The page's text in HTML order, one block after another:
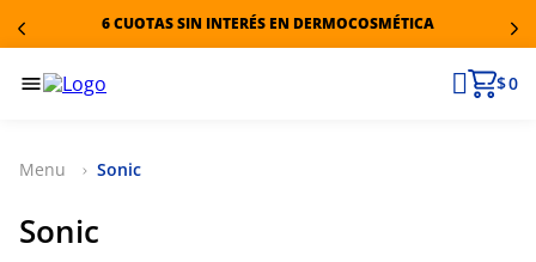
6 CUOTAS SIN INTERÉS EN DERMOCOSMÉTICA
$ 0
Sonic
Sonic